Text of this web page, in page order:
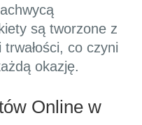
są tworzone z
co czyni
okazję.
Online w